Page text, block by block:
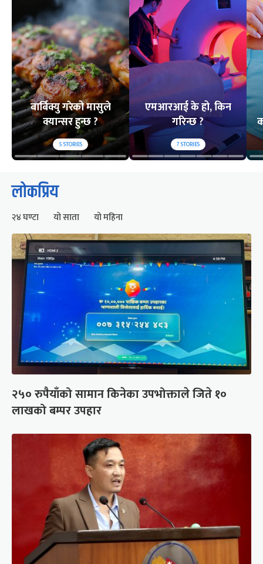
बार्बिक्यु गरेको मासुले
क्यान्सर हुन्छ ?
5STORIES
एमआरआई के हो, किन
गरिन्छ ?
7STORIES
लोकप्रिय
२४ घण्टा यो साता यो महिना
२५० रुपैयाँको सामान किनेका उपभोक्ताले जिते १०
लाखको बम्पर उपहार